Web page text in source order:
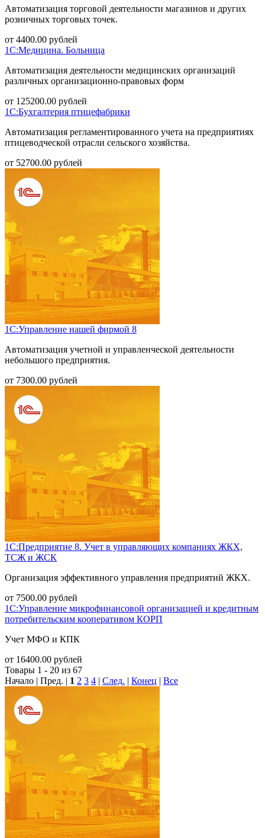
Автоматизация торговой деятельности магазинов и других
розничных торговых точек.
от 4400.00 рублей
1С:Медицина. Больница
Автоматизация деятельности медицинских организаций
различных организационно-правовых форм
от 125200.00 рублей
1С:Бухгалтерия птицефабрики
Автоматизация регламентированного учета на предприятиях
птицеводческой отрасли сельского хозяйства.
от 52700.00 рублей
1С:Управление нашей фирмой 8
Автоматизация учетной и управленческой деятельности
небольшого предприятия.
от 7300.00 рублей
1С:Предприятие 8. Учет в управляющих компаниях ЖКХ,
ТСЖ и ЖСК
Организация эффективного управления предприятий ЖКХ.
от 7500.00 рублей
1С:Управление микрофинансовой организацией и кредитным
потребительским кооперативом КОРП
Учет МФО и КПК
от 16400.00 рублей
Товары 1 - 20 из 67
Начало | Пред. | 1 2 3 4 | След. | Конец | Все